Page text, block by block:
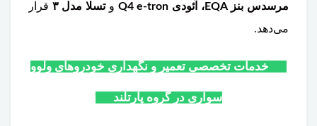
مرسدس بنز EQA، آئودی Q4 e-tron
وتسلا مدل ۳
قرار
می‌دهد.
خدمات تخصصی تعمیر و نگهداری خودروهای ولوو
سواری در گروه پارتلند